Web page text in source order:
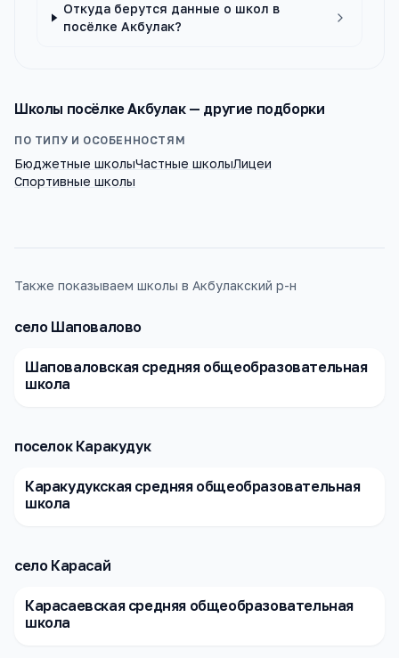
Откуда берутся данные о школ в
посёлке Акбулак?
Школы посёлке Акбулак— другие подборки
ПО ТИПУ И ОСОБЕННОСТЯМ
Бюджетные школыЧастные школыЛицеи
Спортивные школы
Также показываем школы в Акбулакский р-н
село Шаповалово
Шаповаловская средняя общеобразовательная
школа
поселок Каракудук
Каракудукская средняя общеобразовательная
школа
село Карасай
Карасаевская средняя общеобразовательная
школа